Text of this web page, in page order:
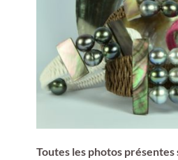
Toutes les photos présentes